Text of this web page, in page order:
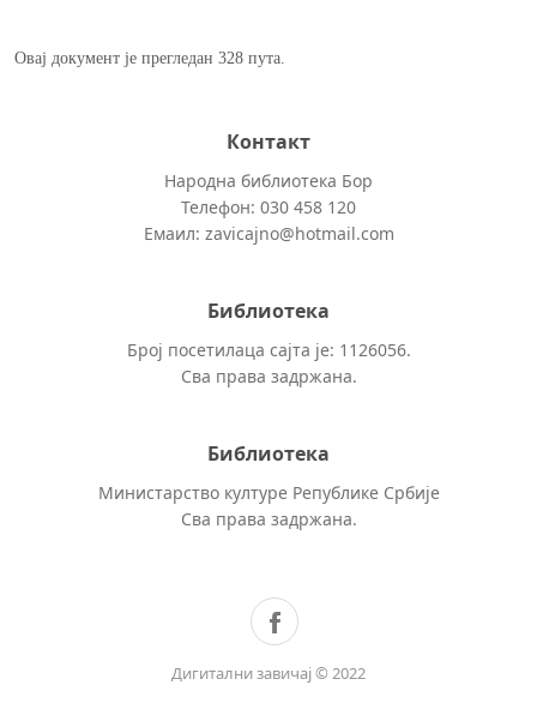
Овај документ је прегледан 328 пута.
Контакт
Народна библиотека Бор
Телефон: 030 458 120
Емаил: zavicajno@hotmail.com
Библиотека
Број посетилаца сајта је: 1126056.
Сва права задржана.
Библиотека
Министарство културе Републике Србије
Сва права задржана.
Дигитални завичај © 2022